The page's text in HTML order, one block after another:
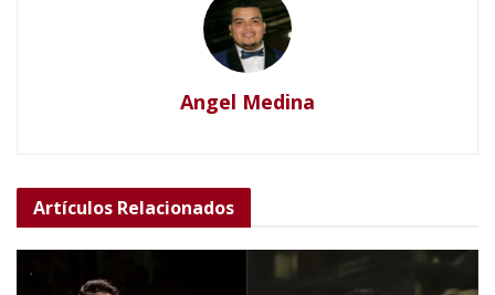
Angel Medina
Artículos Relacionados